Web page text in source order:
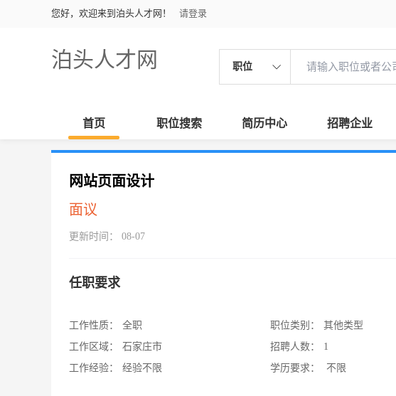
您好，欢迎来到泊头人才网！ 请登录
泊头人才网 职位
首页 职位搜索 简历中心 招聘企业
网站页面设计
面议
更新时间： 08-07
任职要求
工作性质：
全职
工作区域：
石家庄市
工作经验：
经验不限
职位类别：
其他类型
招聘人数：
1
学历要求：
不限